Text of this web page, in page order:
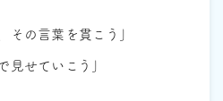
その言葉を貫こう」
見せていこう」